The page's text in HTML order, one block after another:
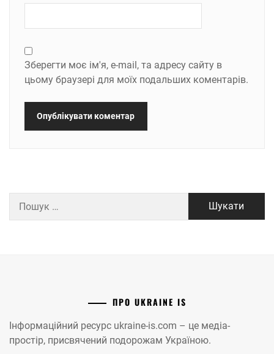
Зберегти моє ім'я, e-mail, та адресу сайту в
цьому браузері для моїх подальших коментарів.
ПРО UKRAINE IS
Інформаційний ресурс ukraine-is.com – це медіа-
простір, присвячений подорожам Україною.